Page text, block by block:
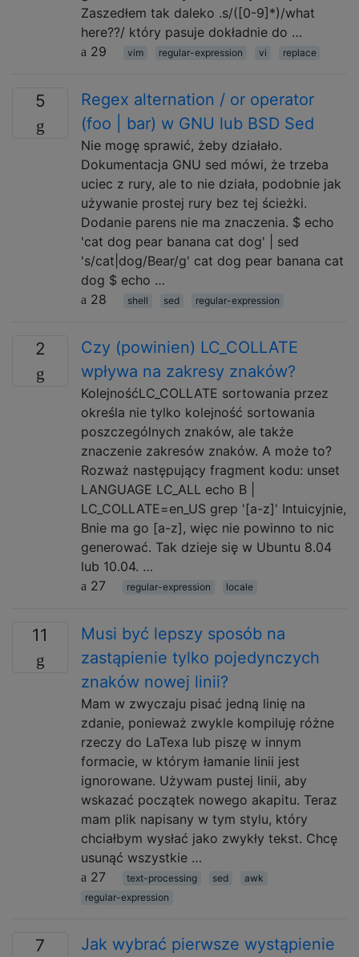
Zaszedłem tak daleko .s/([0-9]*)/what
here??/ który pasuje dokładnie do …
29
vim regular-expression vi replace
5
Regex alternation / or operator
(foo | bar) w GNU lub BSD Sed
Nie mogę sprawić, żeby działało.
Dokumentacja GNU sed mówi, że trzeba
uciec z rury, ale to nie działa, podobnie jak
używanie prostej rury bez tej ścieżki.
Dodanie parens nie ma znaczenia. $ echo
'cat dog pear banana cat dog' | sed
's/cat|dog/Bear/g' cat dog pear banana cat
dog $ echo …
28
shell sed regular-expression
2
Czy (powinien) LC_COLLATE
wpływa na zakresy znaków?
KolejnośćLC_COLLATE sortowania przez
określa nie tylko kolejność sortowania
poszczególnych znaków, ale także
znaczenie zakresów znaków. A może to?
Rozważ następujący fragment kodu: unset
LANGUAGE LC_ALL echo B |
LC_COLLATE=en_US grep '[a-z]' Intuicyjnie,
Bnie ma go [a-z], więc nie powinno to nic
generować. Tak dzieje się w Ubuntu 8.04
lub 10.04. …
27
regular-expression locale
11
Musi być lepszy sposób na
zastąpienie tylko pojedynczych
znaków nowej linii?
Mam w zwyczaju pisać jedną linię na
zdanie, ponieważ zwykle kompiluję różne
rzeczy do LaTexa lub piszę w innym
formacie, w którym łamanie linii jest
ignorowane. Używam pustej linii, aby
wskazać początek nowego akapitu. Teraz
mam plik napisany w tym stylu, który
chciałbym wysłać jako zwykły tekst. Chcę
usunąć wszystkie …
27
text-processing sed
awk
regular-expression
7
Jak wybrać pierwsze wystąpienie